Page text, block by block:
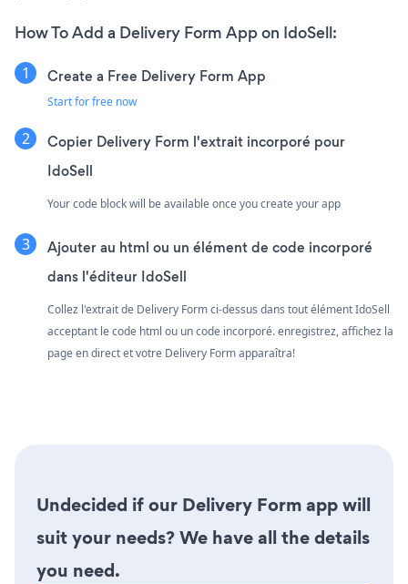
How To Add a Delivery Form App on IdoSell:
Create a Free Delivery Form App
Start for free now
Copier Delivery Form l'extrait incorporé pour
IdoSell
Your code block will be available once you create your app
Ajouter au html ou un élément de code incorporé
dans l'éditeur IdoSell
Collez l'extrait de Delivery Form ci-dessus dans tout élément IdoSell
acceptant le code html ou un code incorporé. enregistrez, affichez la
page en direct et votre Delivery Form apparaîtra!
Undecided if our Delivery Form app will
suit your needs? We have all the details
you need.